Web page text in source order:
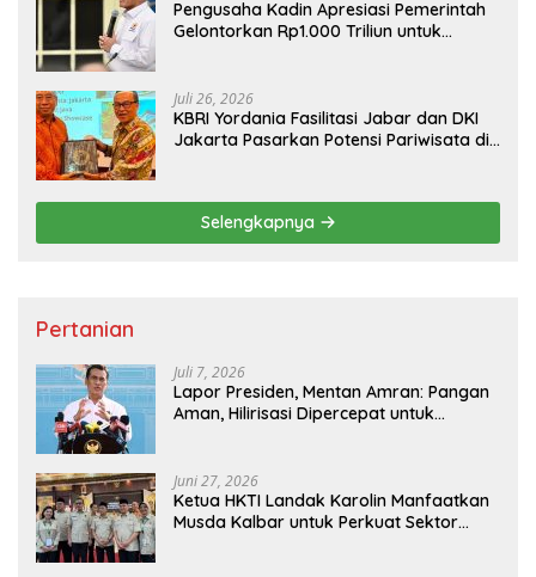
Pengusaha Kadin Apresiasi Pemerintah
Gelontorkan Rp1.000 Triliun untuk
Juli 26, 2026
KBRI Yordania Fasilitasi Jabar dan DKI
Jakarta Pasarkan Potensi Pariwisata di
Selengkapnya
Pertanian
Juli 7, 2026
Lapor Presiden, Mentan Amran: Pangan
Aman, Hilirisasi Dipercepat untuk
Juni 27, 2026
Ketua HKTI Landak Karolin Manfaatkan
Musda Kalbar untuk Perkuat Sektor